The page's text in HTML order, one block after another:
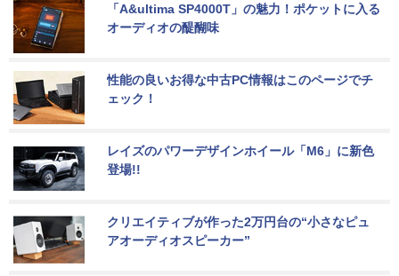
「A&ultima SP4000T」の魅力！ポケットに入る
オーディオの醍醐味
性能の良いお得な中古PC情報はこのページでチ
ェック！
レイズのパワーデザインホイール「M6」に新色
登場!!
クリエイティブが作った2万円台の“小さなピュ
アオーディオスピーカー”